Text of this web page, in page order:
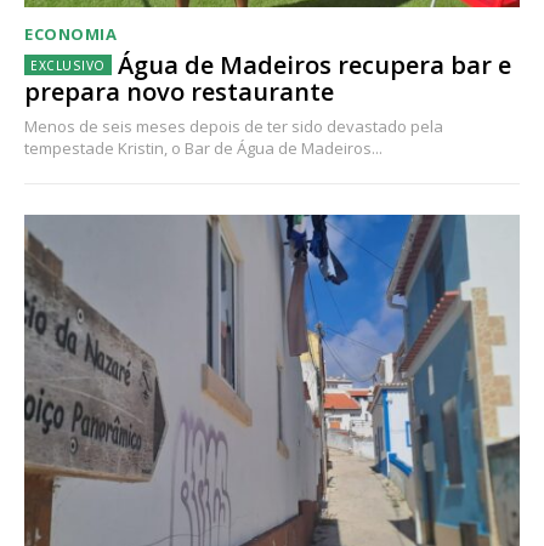
ECONOMIA
Água de Madeiros recupera bar e
prepara novo restaurante
Menos de seis meses depois de ter sido devastado pela
tempestade Kristin, o Bar de Água de Madeiros...